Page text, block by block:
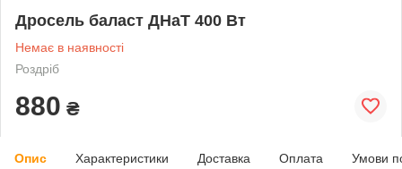
Дросель баласт ДНаТ 400 Вт
Немає в наявності
Роздріб
880 ₴
Опис Характеристики Доставка Оплата Умови